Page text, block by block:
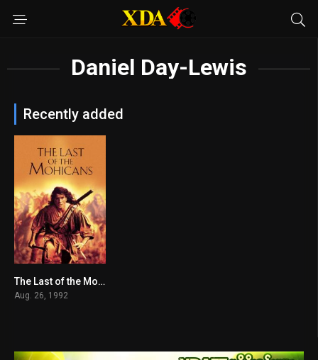
Daniel Day-Lewis
Recently added
7.6The Last of the Mohicans
Aug. 26, 1992